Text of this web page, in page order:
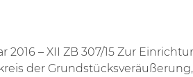
2016 – XII ZB 307/15 Zur
der